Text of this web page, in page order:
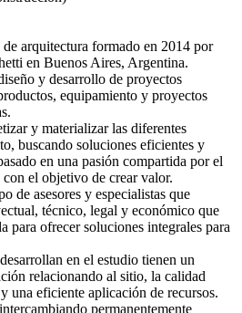
arquitectura formado en 2014 por
en Buenos Aires, Argentina.
y desarrollo de proyectos
equipamiento y proyectos
y materializar las diferentes
buscando soluciones eficientes y
en una pasión compartida por el
el objetivo de crear valor.
de asesores y especialistas que
técnico, legal y económico que
para ofrecer soluciones integrales para
en el estudio tienen un
relacionando al sitio, la calidad
una eficiente aplicación de recursos.
permanentemente